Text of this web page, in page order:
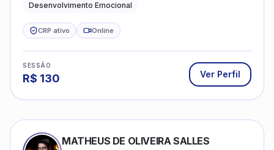
Desenvolvimento Emocional
CRP ativo Online
SESSÃO
R$ 130 Ver Perfil
MATHEUS DE OLIVEIRA SALLES